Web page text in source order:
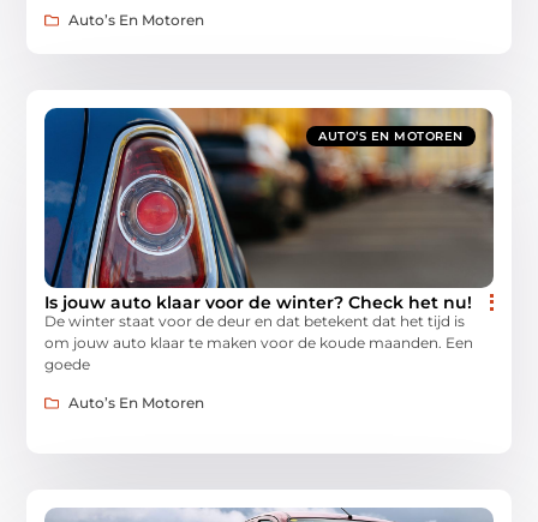
Auto’s En Motoren
AUTO’S EN MOTOREN
Is jouw auto klaar voor de winter? Check het nu!
De winter staat voor de deur en dat betekent dat het tijd is
om jouw auto klaar te maken voor de koude maanden. Een
goede
Auto’s En Motoren